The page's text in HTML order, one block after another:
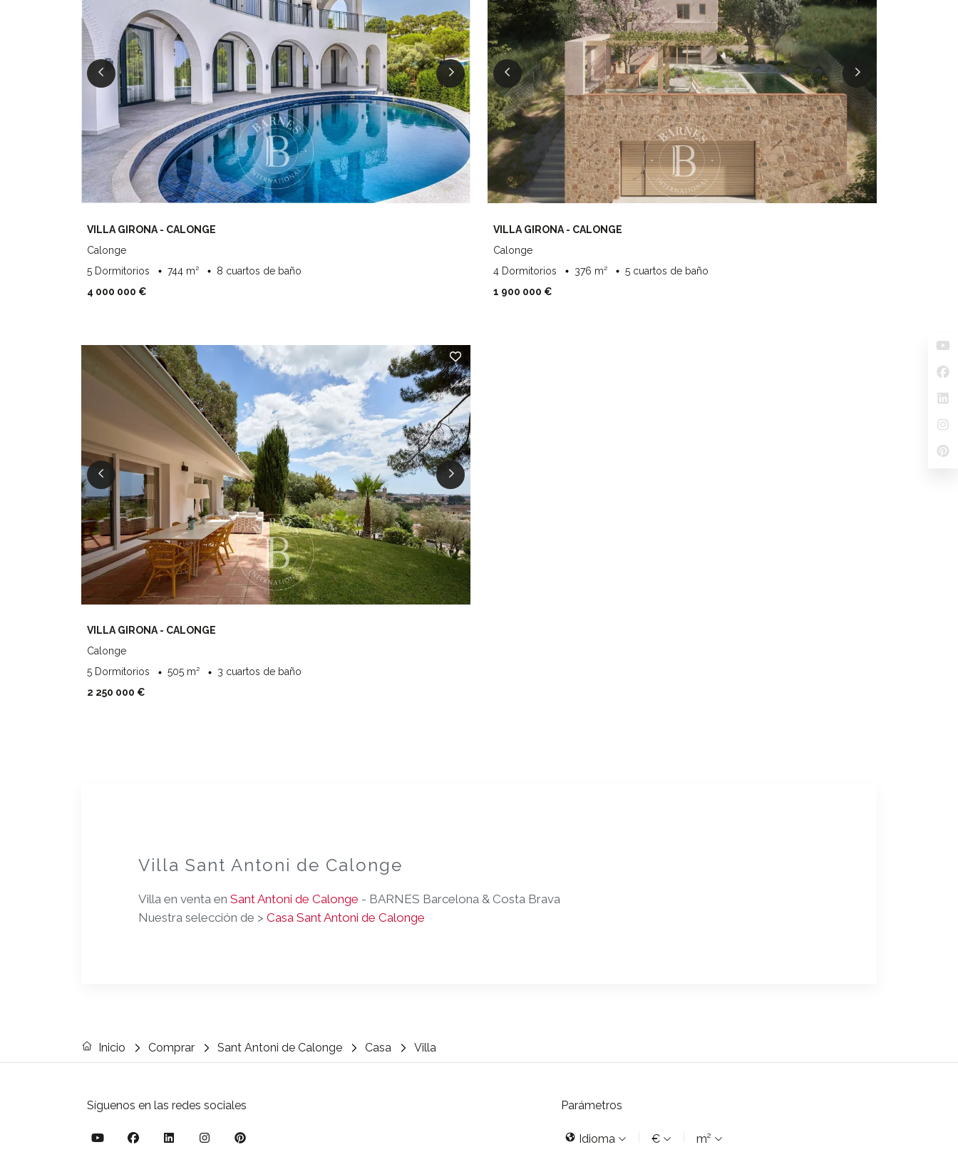
VILLA GIRONA - CALONGE
Calonge
5 Dormitorios
744 m²
8 cuartos de baño
4 000 000 €
VILLA GIRONA - CALONGE
Calonge
4 Dormitorios
376 m²
5 cuartos de baño
1 900 000 €
VILLA GIRONA - CALONGE
Calonge
5 Dormitorios
505 m²
3 cuartos de baño
2 250 000 €
Villa Sant Antoni de Calonge
Villa en venta en Sant Antoni de Calonge - BARNES Barcelona & Costa Brava
Nuestra selección de > Casa Sant Antoni de Calonge
Inicio Comprar Sant Antoni de Calonge Casa Villa
Síguenos en las redes sociales Parámetros
Idioma € m²